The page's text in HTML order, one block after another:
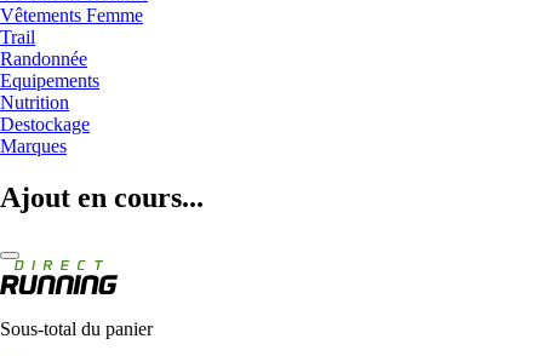
Vêtements Femme
Trail
Randonnée
Equipements
Nutrition
Destockage
Marques
Ajout en cours...
Sous-total du panier